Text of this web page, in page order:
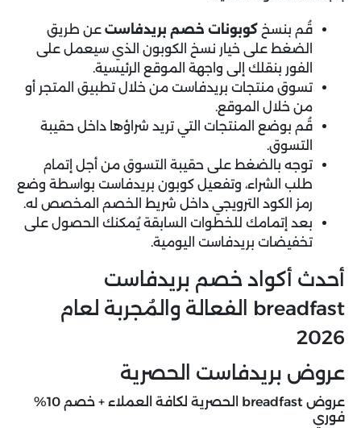
قُم بنسخ كوبونات خصم بريدفاست عن طريق
الضغط على خيار نسخ الكوبون الذي سيعمل على
الفور بنقلك إلى واجهة الموقع الرئيسية.
تسوق منتجات بريدفاست من خلال تطبيق المتجر أو
من خلال الموقع.
قُم بوضع المنتجات التي تريد شراؤها داخل حقيبة
التسوق.
توجه بالضغط على حقيبة التسوق من أجل إتمام
طلب الشراء، وتفعيل كوبون بريدفاست بواسطة وضع
رمز الكود الترويجي داخل شريط الخصم المخصص له.
بعد إتمامك للخطوات السابقة يُمكنك الحصول على
تخفيضات بريدفاست اليومية.
أحدث أكواد خصم بريدفاست
breadfast الفعالة والمُجربة لعام
2026
عروض بريدفاست الحصرية
عروض breadfast الحصرية لكافة العملاء + خصم 10%
فوري